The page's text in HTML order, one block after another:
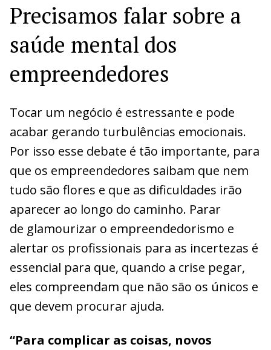
Precisamos falar sobre a
saúde mental dos
empreendedores
Tocar um negócio é estressante e pode
acabar gerando turbulências emocionais.
Por isso esse debate é tão importante, para
que os empreendedores saibam que nem
tudo são flores e que as dificuldades irão
aparecer ao longo do caminho. Parar
de glamourizar o empreendedorismo e
alertar os profissionais para as incertezas é
essencial para que, quando a crise pegar,
eles compreendam que não são os únicos e
que devem procurar ajuda.
“Para complicar as coisas, novos